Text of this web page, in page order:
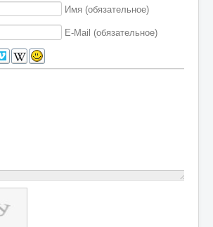
Имя (обязательное)
E-Mail (обязательное)